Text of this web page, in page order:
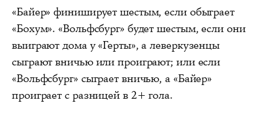
«Байер» финиширует шестым, если обыграет
«Бохум». «Вольфсбург» будет шестым, если они
выиграют дома у «Герты», а леверкузенцы
сыграют вничью или проиграют; или если
«Вольфсбург» сыграет вничью, а «Байер»
проиграет с разницей в 2+ гола.